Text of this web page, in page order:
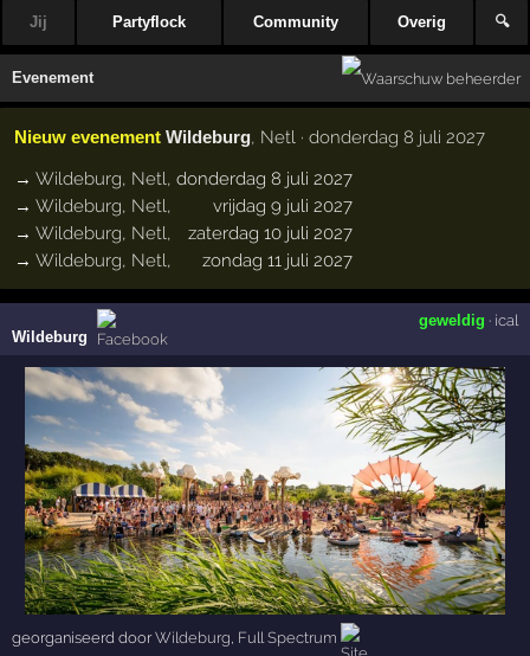
Jij Partyflock Community Overig 🔍
Evenement
Nieuw evenement Wildeburg, Netl · donderdag 8 juli 2027
→Wildeburg, Netl,donderdag 8 juli 2027
→Wildeburg, Netl,
vrijdag 9 juli 2027
→Wildeburg, Netl,
zaterdag 10 juli 2027
→Wildeburg, Netl, zondag 11 juli 2027
Wildeburg
geweldig · ical
georganiseerd doorWildeburg, Full Spectrum